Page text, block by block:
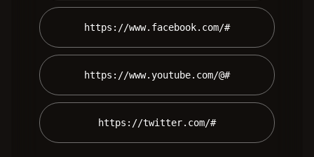
https://www.facebook.com/#
https://www.youtube.com/@#
https://twitter.com/#